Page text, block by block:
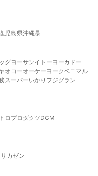
鹿児島県沖縄県
グヨーサンイトーヨーカドー
ヤオコーオーケー ヨークベニマル
スーパーいかり フジグラン
ロプロダクツDCM
サカゼン